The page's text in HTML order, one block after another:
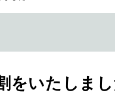
をいたしまし